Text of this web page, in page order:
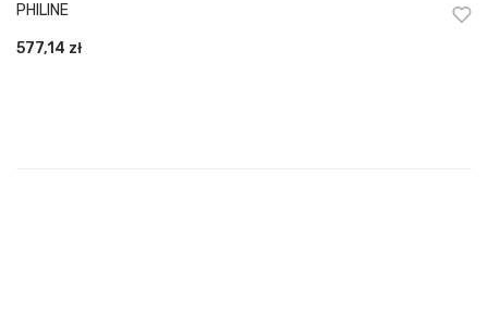
PHILINE
577,14 zł